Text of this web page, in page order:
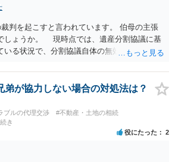
判を起こすと言われています。 伯母の主張
しょうか。 現時点では、遺産分割協議に基
いる状況で、分割協議自体の無効を裁判所が
次第ですが、 ・御祖母様の認知能力に関する
が提出されればその効力が否定される可能性
自身が分割協議に加わっていること ・御祖母
議を行う実益が誰にあったかの立証が困難
実際に遺産分割協議の効力が否定される可能
立証のハードルは非常に高い）ということが
弟が協力しない場合の対処法は？
ブルの代理交渉
#不動産・土地の相続
き
役にたった 2